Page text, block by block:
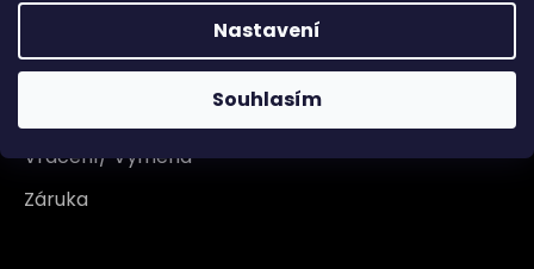
Nastavení
Souhlasím
Reklamace
Vrácení/ Výměna
Záruka